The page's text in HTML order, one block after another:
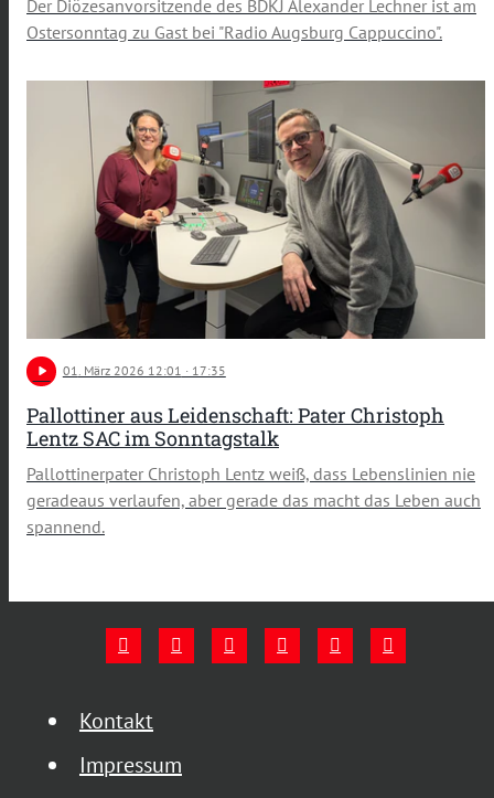
Der Diözesanvorsitzende des BDKJ Alexander Lechner ist am
Ostersonntag zu Gast bei "Radio Augsburg Cappuccino".
play_arrow 01. März 2026 12:01 · 17:35
Pallottiner aus Leidenschaft: Pater Christoph
Lentz SAC im Sonntagstalk
Pallottinerpater Christoph Lentz weiß, dass Lebenslinien nie
geradeaus verlaufen, aber gerade das macht das Leben auch
spannend.
Kontakt
Impressum